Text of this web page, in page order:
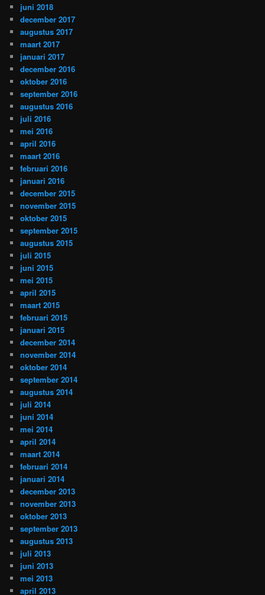
juni 2018
december 2017
augustus 2017
maart 2017
januari 2017
december 2016
oktober 2016
september 2016
augustus 2016
juli 2016
mei 2016
april 2016
maart 2016
februari 2016
januari 2016
december 2015
november 2015
oktober 2015
september 2015
augustus 2015
juli 2015
juni 2015
mei 2015
april 2015
maart 2015
februari 2015
januari 2015
december 2014
november 2014
oktober 2014
september 2014
augustus 2014
juli 2014
juni 2014
mei 2014
april 2014
maart 2014
februari 2014
januari 2014
december 2013
november 2013
oktober 2013
september 2013
augustus 2013
juli 2013
juni 2013
mei 2013
april 2013